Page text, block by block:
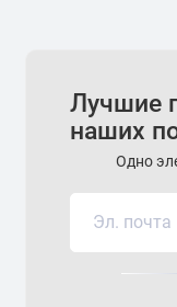
Лучшие
наших
Одно